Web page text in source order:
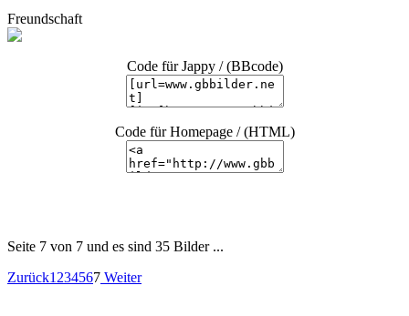
Freundschaft
Code für Jappy / (BBcode)
Code für Homepage / (HTML)
Seite 7 von 7 und es sind 35 Bilder ...
Zurück1 234567 Weiter